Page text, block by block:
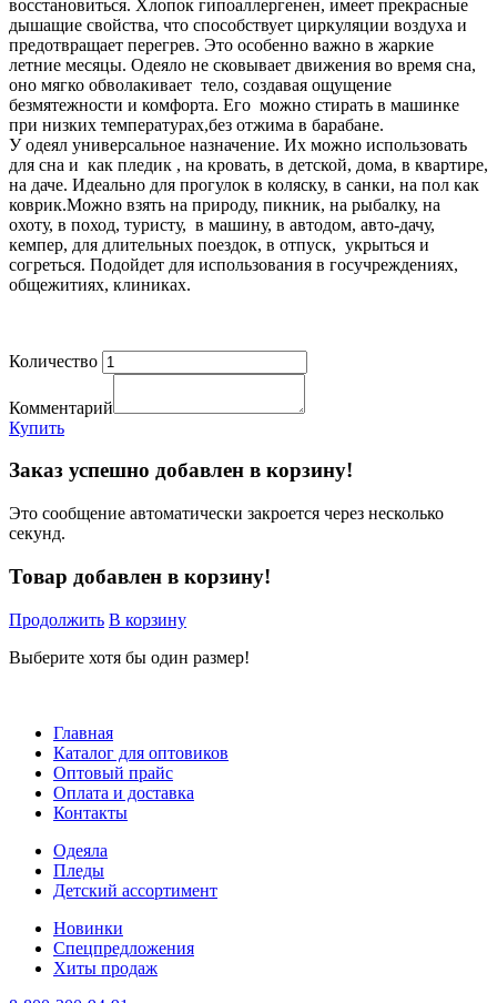
восстановиться. Хлопок гипоаллергенен, имеет прекрасные
дышащие свойства, что способствует циркуляции воздуха и
предотвращает перегрев. Это особенно важно в жаркие
летние месяцы. Одеяло не сковывает движения во время сна,
оно мягко обволакивает тело, создавая ощущение
безмятежности и комфорта. Его можно стирать в машинке
при низких температурах,без отжима в барабане.
У одеял универсальное назначение. Их можно использовать
для сна и как пледик , на кровать, в детской, дома, в квартире,
на даче. Идеально для прогулок в коляску, в санки, на пол как
коврик.Можно взять на природу, пикник, на рыбалку, на
охоту, в поход, туристу, в машину, в автодом, авто-дачу,
кемпер, для длительных поездок, в отпуск, укрыться и
согреться. Подойдет для использования в госучреждениях,
общежитиях, клиниках.
Количество
Комментарий
Купить
Заказ успешно добавлен в корзину!
Это сообщение автоматически закроется через несколько
секунд.
Товар добавлен в корзину!
Продолжить В корзину
Выберите хотя бы один размер!
Главная
Каталог для оптовиков
Оптовый прайс
Оплата и доставка
Контакты
Одеяла
Пледы
Детский ассортимент
Новинки
Спецпредложения
Хиты продаж